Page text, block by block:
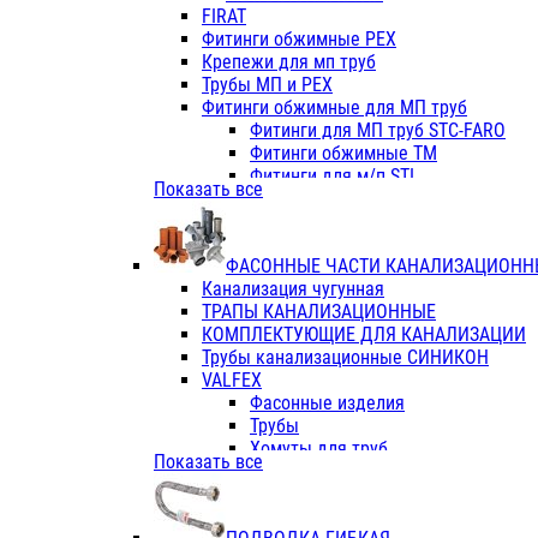
Фитинги ПП белые
Фитинги ПП белые
Фитинги ППс металл.белые
VALFEX
Трубы PE-RT
Трубы ПП водопровод белые
Трубы ПП водопровод серые
Трубы армированные
Трубы армированные
Фитинги с металл. серые
Фитинги ПП (серые)
Фитинги ПП белые
Краны
Фитинги ПП (белые)
Фитинги ПП с металлом белые
ПК КОНТУР
Краны полипропиленовые
Трубы полипропиленивые
FIRAT
Фитинги обжимные PEX
Крепежи для мп труб
Трубы МП и PEX
Фитинги обжимные для МП труб
Фитинги для МП труб STC-FARO
Фитинги обжимные ТМ
Фитинги для м/п STI
Фитинги для МП труб TITAN
TK
VALFEX
Показать все
ФАСОННЫЕ ЧАСТИ
Канализация чугунная
ТРАПЫ КАНАЛИЗАЦИОННЫЕ
КОМПЛЕКТУЮЩИЕ ДЛЯ КАНАЛИЗАЦИИ
Трубы канализационные СИНИКОН
VALFEX
Фасонные изделия
Трубы
Хомуты для труб
ПВХ (стройполимер)
Показать все